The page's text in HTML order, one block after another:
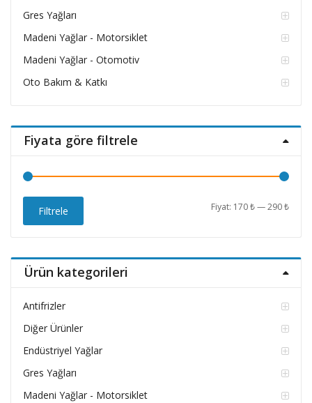
Gres Yağları
Madeni Yağlar - Motorsiklet
Madeni Yağlar - Otomotiv
Oto Bakım & Katkı
Fiyata göre filtrele
En
En
Filtrele Fiyat: 170 ₺—290 ₺
Ürün kategorileri
Antifrizler
Diğer Ürünler
Endüstriyel Yağlar
Gres Yağları
Madeni Yağlar - Motorsiklet